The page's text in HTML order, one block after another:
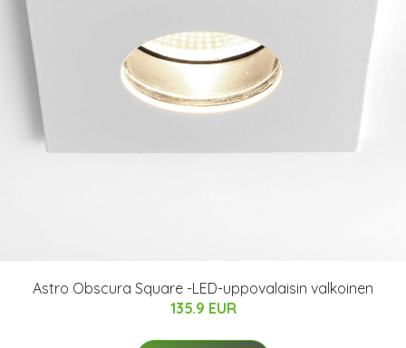
Astro Obscura Square -LED-uppovalaisin valkoinen
135.9 EUR